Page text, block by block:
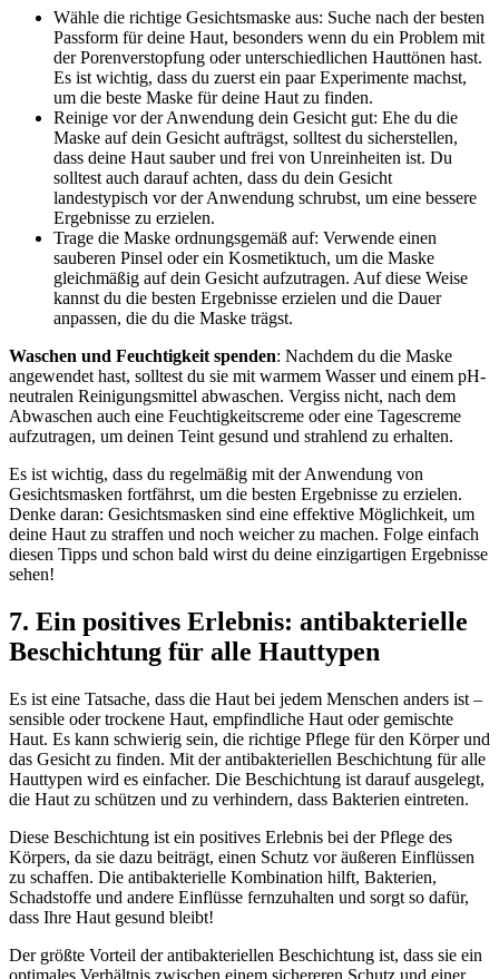
Wähle die richtige Gesichtsmaske aus: Suche nach der besten
Passform für deine Haut, besonders wenn du ein Problem mit
der Porenverstopfung oder unterschiedlichen Hauttönen hast.
Es ist wichtig, dass du zuerst ein paar Experimente machst,
um die beste Maske für deine Haut zu finden.
Reinige vor der Anwendung dein Gesicht gut: Ehe du die
Maske auf dein Gesicht aufträgst, solltest du sicherstellen,
dass deine Haut sauber und frei von Unreinheiten ist. Du
solltest auch darauf achten, dass du dein Gesicht
landestypisch vor der Anwendung schrubst, um eine bessere
Ergebnisse zu erzielen.
Trage die Maske ordnungsgemäß auf: Verwende einen
sauberen Pinsel oder ein Kosmetiktuch, um die Maske
gleichmäßig auf dein Gesicht aufzutragen. Auf diese Weise
kannst du die besten Ergebnisse erzielen und die Dauer
anpassen, die du die Maske trägst.
Waschen und Feuchtigkeit spenden: Nachdem du die Maske
angewendet hast, solltest du sie mit warmem Wasser und einem pH-
neutralen Reinigungsmittel abwaschen. Vergiss nicht, nach dem
Abwaschen auch eine Feuchtigkeitscreme oder eine Tagescreme
aufzutragen, um deinen Teint gesund und strahlend zu erhalten.
Es ist wichtig, dass du regelmäßig mit der Anwendung von
Gesichtsmasken fortfährst, um die besten Ergebnisse zu erzielen.
Denke daran: Gesichtsmasken sind eine effektive Möglichkeit, um
deine Haut zu straffen und noch weicher zu machen. Folge einfach
diesen Tipps und schon bald wirst du deine einzigartigen Ergebnisse
sehen!
7. Ein positives Erlebnis: antibakterielle
Beschichtung für alle Hauttypen
Es ist eine Tatsache, dass die Haut bei jedem Menschen anders ist –
sensible oder trockene Haut, empfindliche Haut oder gemischte
Haut. Es kann schwierig sein, die richtige Pflege für den Körper und
das Gesicht zu finden. Mit der antibakteriellen Beschichtung für alle
Hauttypen wird es einfacher. Die Beschichtung ist darauf ausgelegt,
die Haut zu schützen und zu verhindern, dass Bakterien eintreten.
Diese Beschichtung ist ein positives Erlebnis bei der Pflege des
Körpers, da sie dazu beiträgt, einen Schutz vor äußeren Einflüssen
zu schaffen. Die antibakterielle Kombination hilft, Bakterien,
Schadstoffe und andere Einflüsse fernzuhalten und sorgt so dafür,
dass Ihre Haut gesund bleibt!
Der größte Vorteil der antibakteriellen Beschichtung ist, dass sie ein
optimales Verhältnis zwischen einem sichereren Schutz und einer